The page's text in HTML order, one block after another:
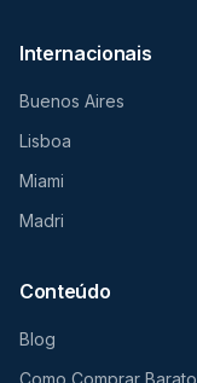
Internacionais
Buenos Aires
Lisboa
Miami
Madri
Conteúdo
Blog
Como Comprar Barato